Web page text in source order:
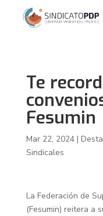
Te
Fesumin
Mar 22, 2024|
Sindicales
La Federación de
(Fesumin) reitera a